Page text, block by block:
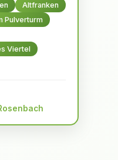
Altfranken
Pulverturm
Viertel